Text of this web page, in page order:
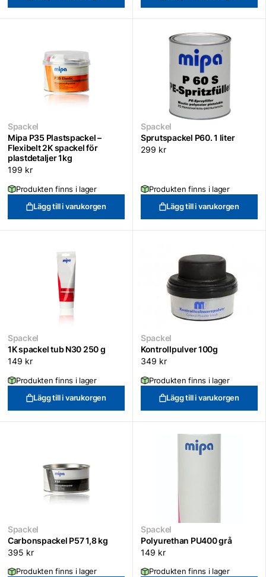
Spackel
Mipa P35 Plastspackel –
Flexibelt 2K spackel för
plastdetaljer 1kg
199 kr
Produkten finns i lager
Lägg till i varukorgen
Spackel
Sprutspackel P60. 1 liter
299 kr
Produkten finns i lager
Lägg till i varukorgen
Spackel
1K spackel tub N30 250 g
149 kr
Produkten finns i lager
Lägg till i varukorgen
Spackel
Kontrollpulver 100g
349 kr
Produkten finns i lager
Lägg till i varukorgen
Spackel
Carbonspackel P57 1,8 kg
395 kr
Produkten finns i lager
Spackel
Polyurethan PU400 grå
149 kr
Produkten finns i lager